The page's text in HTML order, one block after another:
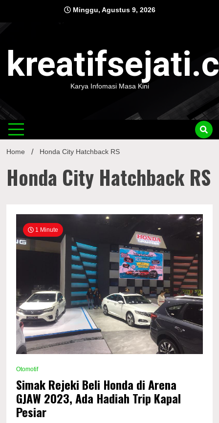
content
Minggu, Agustus 9, 2026
Karya Infomasi Masa Kini
Home Honda City Hatchback RS
Honda City Hatchback RS
1 Minute
Otomotif
Simak Rejeki Beli Honda di Arena
GJAW 2023, Ada Hadiah Trip Kapal
Pesiar